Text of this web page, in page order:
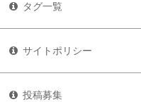
タグ一覧
サイトポリシー
投稿募集